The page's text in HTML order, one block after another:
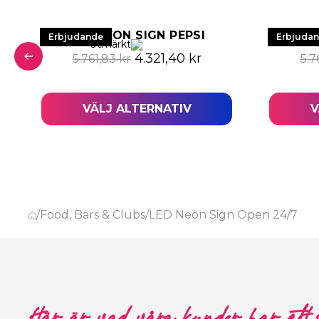
priset var: 4.026,12 kr.
priset är: 3.019,65 kr.
Erbjudande
LED NEON SIGN PEPSI
Utmärkt
5.761,83kr Det ursprungliga priset var:
4.321,40 krDet nuvarande
VÄLJ ALTERNATIV
LED
/Food, Bars & Clubs/LED Neon Sign Open 24/7